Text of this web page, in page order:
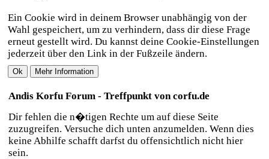
Ein Cookie wird in deinem Browser unabhängig von der
Wahl gespeichert, um zu verhindern, dass dir diese Frage
erneut gestellt wird. Du kannst deine Cookie-Einstellungen
jederzeit über den Link in der Fußzeile ändern.
Andis Korfu Forum - Treffpunkt von corfu.de
Dir fehlen die n�tigen Rechte um auf diese Seite
zuzugreifen. Versuche dich unten anzumelden. Wenn dies
keine Abhilfe schafft darfst du offensichtlich nicht hier
sein.